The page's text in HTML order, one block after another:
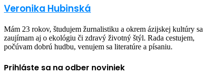
Email
via
Email
Veronika Hubinská
Mám 23 rokov, študujem žurnalistiku a okrem ázijskej kultúry sa
zaujímam aj o ekológiu či zdravý životný štýl. Rada cestujem,
počúvam dobrú hudbu, venujem sa literatúre a písaniu.
Prihláste sa na odber noviniek